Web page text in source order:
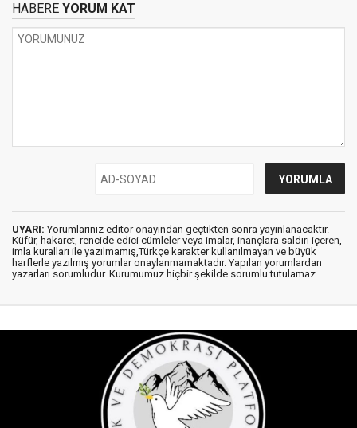
HABERE YORUM KAT
UYARI: Yorumlarınız editör onayından geçtikten sonra yayınlanacaktır.
Küfür, hakaret, rencide edici cümleler veya imalar, inançlara saldırı içeren,
imla kuralları ile yazılmamış,Türkçe karakter kullanılmayan ve büyük
harflerle yazılmış yorumlar onaylanmamaktadır. Yapılan yorumlardan
yazarları sorumludur. Kurumumuz hiçbir şekilde sorumlu tutulamaz.